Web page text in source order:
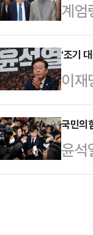
불가
과
히
와
이후
됐
"이
계엄
등
바빠
홍
측도
리는
그는
황
'조기
이
퇴
대표
다고
회에
국민의
윤석
임기